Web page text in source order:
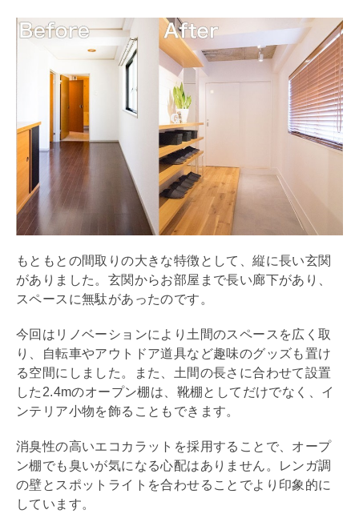
もともとの間取りの大きな特徴として、縦に長い玄関
がありました。玄関からお部屋まで長い廊下があり、
スペースに無駄があったのです。
今回は リノベーションにより土間のスペースを広く取
り、自転車やアウトドア道具など趣味のグッズも置け
る空間にしました。また、土間の長さに合わせて設置
した2.4mのオープン棚は、靴棚としてだけでなく、イ
ンテリア小物を飾ることもできます。
消臭性の高いエコカラットを採用することで、オープ
ン棚でも臭いが気になる心配はありません。レンガ調
の壁とスポットライトを合わせることでより印象的に
しています。